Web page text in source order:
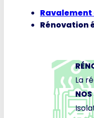
Rénovation
La
NOS